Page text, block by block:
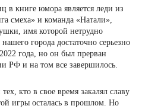
в книге юмора является леди из
смеха» и команда «Натали»,
имя которой нетрудно
города достаточно серьезно
года, но он был прерван
РФ и на том все завершилось.
кто в свое время закалял славу
игры осталась в прошлом. Но